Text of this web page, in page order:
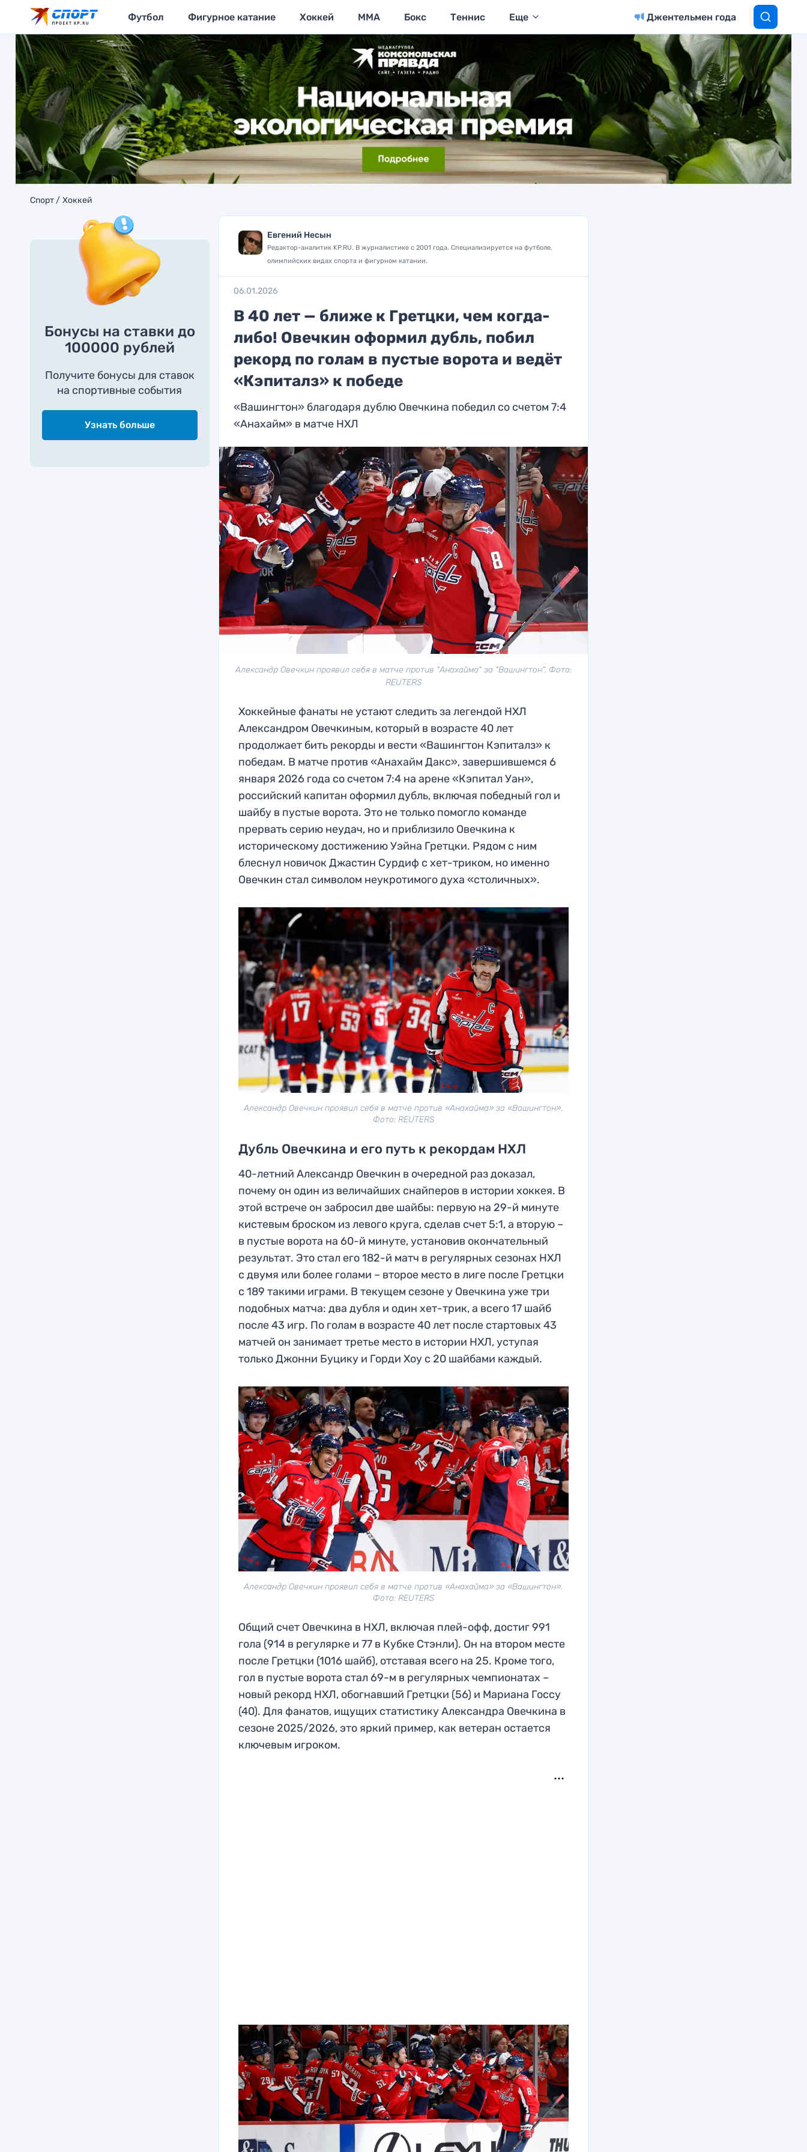
Футбол Фигурное катание Хоккей MMA Бокс Теннис Еще Джентельмен года
Спорт Хоккей
Бонусы на ставки до
100000 рублей
Получите бонусы для ставок
на спортивные события
Узнать больше
Евгений Несын
Редактор-аналитик KP.RU. В журналистике с 2001 года. Специализируется на футболе,
олимпийских видах спорта и фигурном катании.
06.01.2026
В 40 лет — ближе к Гретцки, чем когда-
либо! Овечкин оформил дубль, побил
рекорд по голам в пустые ворота и ведёт
«Кэпиталз» к победе
«Вашингтон» благодаря дублю Овечкина победил со счетом 7:4
«Анахайм» в матче НХЛ
Александр Овечкин проявил себя в матче против "Анахайма" за "Вашингтон". Фото:
REUTERS
Хоккейные фанаты не устают следить за легендой НХЛ
Александром Овечкиным, который в возрасте 40 лет
продолжает бить рекорды и вести «Вашингтон Кэпиталз» к
победам. В матче против «Анахайм Дакс», завершившемся 6
января 2026 года со счетом 7:4 на арене «Кэпитал Уан»,
российский капитан оформил дубль, включая победный гол и
шайбу в пустые ворота. Это не только помогло команде
прервать серию неудач, но и приблизило Овечкина к
историческому достижению Уэйна Гретцки. Рядом с ним
блеснул новичок Джастин Сурдиф с хет-триком, но именно
Овечкин стал символом неукротимого духа «столичных».
Александр Овечкин проявил себя в матче против «Анахайма» за «Вашингтон».
Фото: REUTERS
Дубль Овечкина и его путь к рекордам НХЛ
40-летний Александр Овечкин в очередной раз доказал,
почему он один из величайших снайперов в истории хоккея. В
этой встрече он забросил две шайбы: первую на 29-й минуте
кистевым броском из левого круга, сделав счет 5:1, а вторую –
в пустые ворота на 60-й минуте, установив окончательный
результат. Это стал его 182-й матч в регулярных сезонах НХЛ
с двумя или более голами – второе место в лиге после Гретцки
с 189 такими играми. В текущем сезоне у Овечкина уже три
подобных матча: два дубля и один хет-трик, а всего 17 шайб
после 43 игр. По голам в возрасте 40 лет после стартовых 43
матчей он занимает третье место в истории НХЛ, уступая
только Джонни Буцику и Горди Хоу с 20 шайбами каждый.
Александр Овечкин проявил себя в матче против «Анахайма» за «Вашингтон».
Фото: REUTERS
Общий счет Овечкина в НХЛ, включая плей-офф, достиг 991
гола (914 в регулярке и 77 в Кубке Стэнли). Он на втором месте
после Гретцки (1016 шайб), отставая всего на 25. Кроме того,
гол в пустые ворота стал 69-м в регулярных чемпионатах –
новый рекорд НХЛ, обогнавший Гретцки (56) и Мариана Госсу
(40). Для фанатов, ищущих статистику Александра Овечкина в
сезоне 2025/2026, это яркий пример, как ветеран остается
ключевым игроком.